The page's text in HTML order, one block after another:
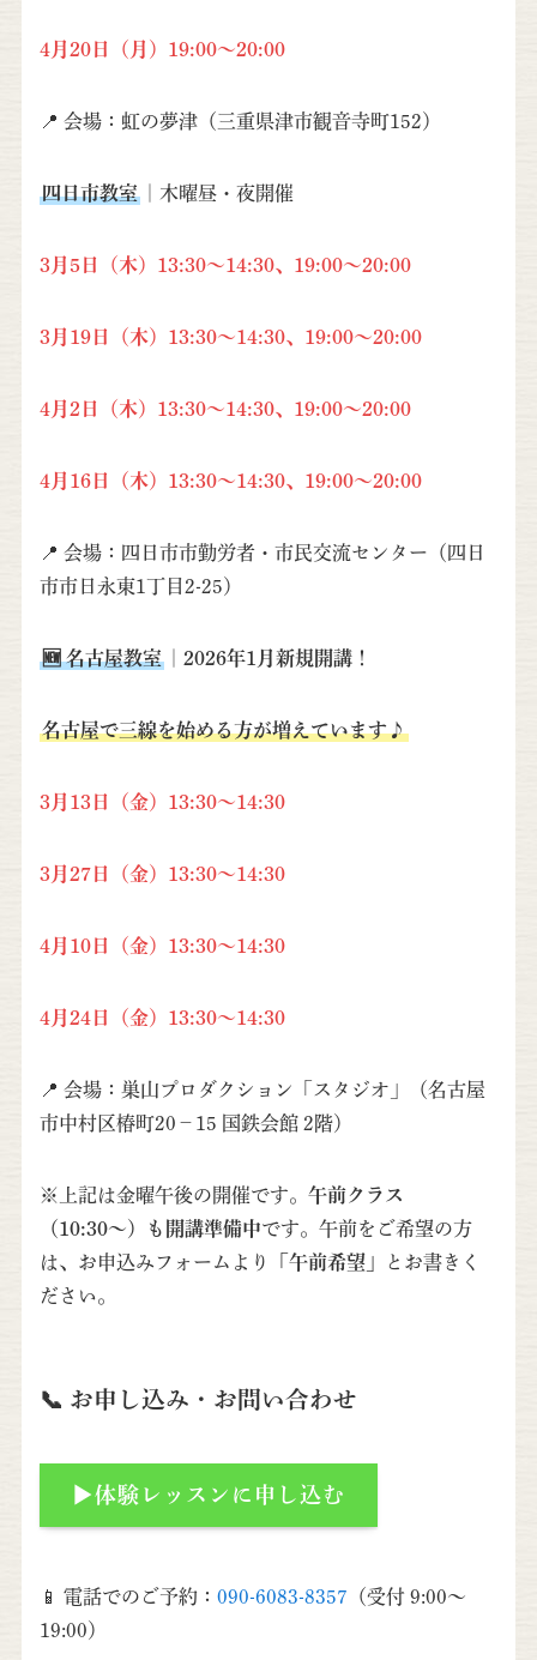
4月20日（月）19:00～20:00
📍 会場：虹の夢津（三重県津市観音寺町152）
四日市教室｜木曜昼・夜開催
3月5日（木）13:30～14:30、19:00～20:00
3月19日（木）13:30～14:30、19:00～20:00
4月2日（木）13:30～14:30、19:00～20:00
4月16日（木）13:30～14:30、19:00～20:00
📍 会場：四日市市勤労者・市民交流センター（四日
市市日永東1丁目2-25）
🆕 名古屋教室｜ 2026年1月新規開講！
名古屋で三線を始める方が増えています♪
3月13日（金）13:30～14:30
3月27日（金） 13:30～14:30
4月10日（金）13:30～14:30
4月24日（金） 13:30～14:30
📍 会場：巣山プロダクション「スタジオ」（名古屋
市中村区椿町20−15 国鉄会館 2階）
※上記は金曜午後の開催です。 午前クラス
（10:30〜）も開講準備中です。午前をご希望の方
は、お申込みフォームより
「午前希望」
とお書きく
ださい。
📞 お申し込み・お問い合わせ
▶体験レッスンに申し込む
📱 電話でのご予約： 090-6083-8357 （受付 9:00～
19:00）